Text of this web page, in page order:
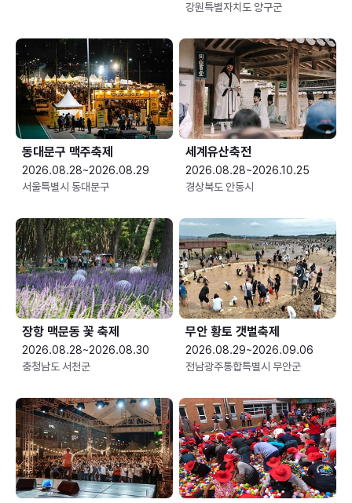
강원특별자치도 양구군
동대문구 맥주축제
2026.08.28~2026.08.29
서울특별시 동대문구
세계유산축전
2026.08.28~2026.10.25
경상북도 안동시
장항 맥문동 꽃 축제
2026.08.28~2026.08.30
충청남도 서천군
무안 황토 갯벌축제
2026.08.29~2026.09.06
전남광주통합특별시 무안군